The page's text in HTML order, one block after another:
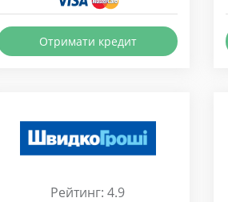
Отримати кредит
Рейтинг: 4.9